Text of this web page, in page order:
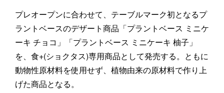
プレオープンに合わせて、テーブルマーク初となるプ
ラントベースのデザート商品「プラントベース ミニケ
ーキ チョコ」「プラントベース ミニケーキ 柚子」
を、食+(ショクタス)専用商品として発売する。ともに
動物性原材料を使用せず、植物由来の原材料で作り上
げた商品となる。